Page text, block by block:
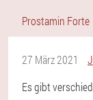
Prostamin Forte
27 März 2021
Es gibt